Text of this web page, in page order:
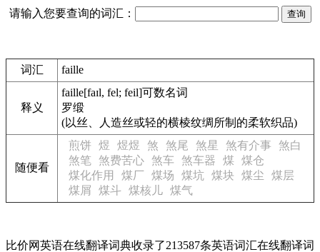
请输入您要查询的词汇：
词汇 faille
释义
faille[faɪl, fel; feil]可数名词
罗缎
(以丝、人造丝或轻的横棱纹绸所制的柔软织品)
随便看
煎饼 煜 煜煜 煞 煞尾 煞星 煞有介事
煞白
煞笔
煞费苦心 煞车 煞车器 煤 煤仓
煤化作用
煤厂 煤场 煤坑 煤块 煤尘
煤层
煤屑
煤斗 煤核儿 煤气
比价网英语在线翻译词典收录了213587条英语词汇在线翻译词